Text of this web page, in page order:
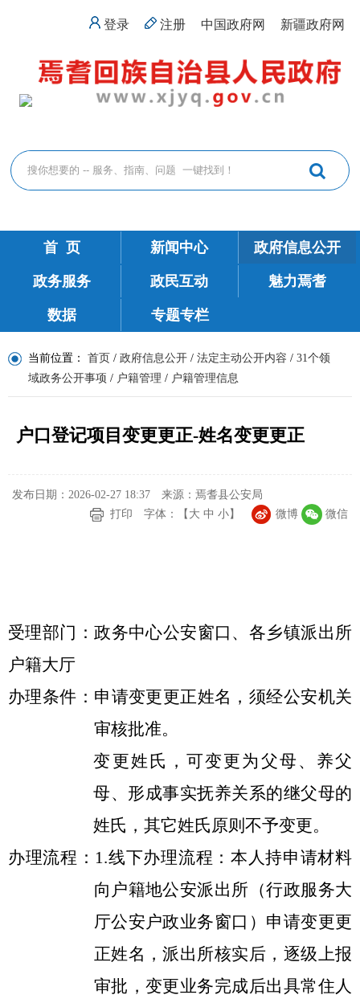
登录 注册 中国政府网 新疆政府网
首 页 新闻中心 政府信息公开
政务服务 政民互动 魅力焉耆
数据 专题专栏
当前位置： 首页 / 政府信息公开 / 法定主动公开内容 / 31个领
域政务公开事项 / 户籍管理 / 户籍管理信息
户口登记项目变更更正-姓名变更更正
发布日期：2026-02-27 18:37
来源：焉耆县公安局
打印
字体：【 大 中 小】 微博 微信
受理部门：政务中心公安窗口、各乡镇派出所
户籍大厅
办理条件：申请变更更正姓名，须经公安机关
审核批准。
变更姓氏，可变更为父母、养父
母、形成事实抚养关系的继父母的
姓氏，其它姓氏原则不予变更。
办理流程： 1.线下办理流程：本人持申请材料
向户籍地公安派出所（行政服务大
厅公安户政业务窗口）申请变更更
正姓名，派出所核实后，逐级上报
审批，变更业务完成后出具常住人